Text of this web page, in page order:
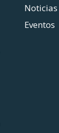
Noticias
Eventos